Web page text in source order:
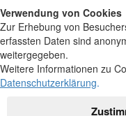
Verwendung von Cookies
Zur Erhebung von
erfassten Daten sind
weitergegeben.
Weitere Informationen zu
Datenschutzerklärung.